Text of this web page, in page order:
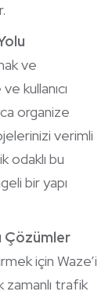
ve
kullanıcı
organize
verimli
odaklı bu
bir yapı
Çözümler
için Waze’i
zamanlı trafik